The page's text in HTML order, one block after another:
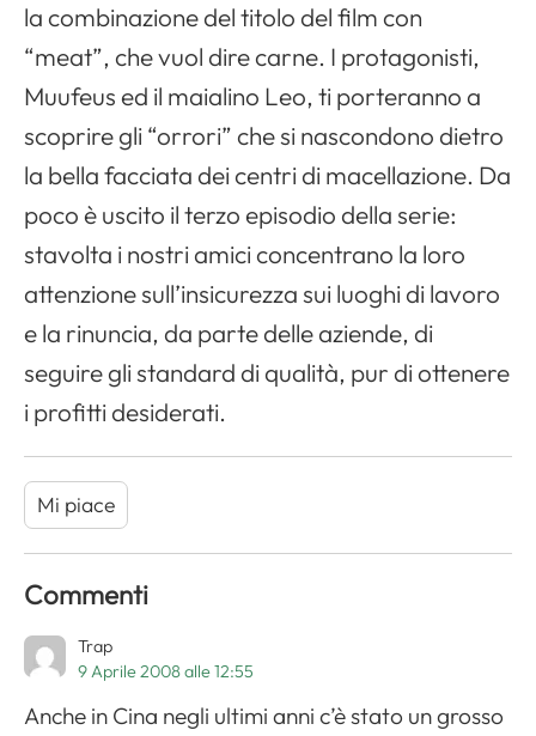
la combinazione del titolo del film con
“meat”, che vuol dire carne. I protagonisti,
Muufeus ed il maialino Leo, ti porteranno a
scoprire gli “orrori” che si nascondono dietro
la bella facciata dei centri di macellazione. Da
poco è uscito il terzo episodio della serie:
stavolta i nostri amici concentrano la loro
attenzione sull’insicurezza sui luoghi di lavoro
e la rinuncia, da parte delle aziende, di
seguire gli standard di qualità, pur di ottenere
i profitti desiderati.
Mi piace
Commenti
Trap
9 Aprile 2008 alle 12:55
Anche in Cina negli ultimi anni c’è stato un grosso